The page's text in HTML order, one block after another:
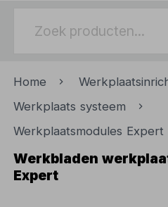
Home
Werkplaats systeem
Werkplaatsmodules Expert
Werkbladen
Expert